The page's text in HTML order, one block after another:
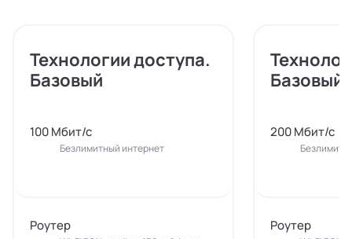
Технологии доступа.
Базовый
100 Мбит/с
Безлимитный интернет
Роутер
Базовый
200 Мбит/с
Роутер